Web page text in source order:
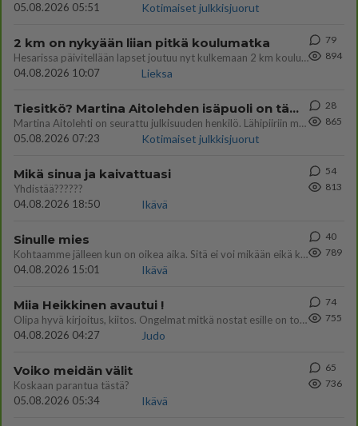
05.08.2026 05:51
Kotimaiset julkkisjuorut
2 km on nykyään liian pitkä koulumatka
Hesarissa päivitellään lapset joutuu nyt kulkemaan 2 km kouluun jösses. Ruostefillarilla tuo matka menee vaikka miten äk
04.08.2026 10:07
Lieksa
79
894
Tiesitkö? Martina Aitolehden isäpuoli on tämä suosittu laulaja
Martina Aitolehti on seurattu julkisuuden henkilö. Lähipiiriin mahtuu muitakin tunnettuja henkilöitä. Tiesitkö, että Ma
05.08.2026 07:23
Kotimaiset julkkisjuorut
28
865
Mikä sinua ja kaivattuasi
Yhdistää??????
04.08.2026 18:50
Ikävä
54
813
Sinulle mies
Kohtaamme jälleen kun on oikea aika. Sitä ei voi mikään eikä kukaan estää <3 <3
04.08.2026 15:01
Ikävä
40
789
Miia Heikkinen avautui !
Olipa hyvä kirjoitus, kiitos. Ongelmat mitkä nostat esille on todellisia ja tämä ylimielisyys totta ja se näkyy kaikessa
04.08.2026 04:27
Judo
74
755
Voiko meidän välit
Koskaan parantua tästä?
05.08.2026 05:34
Ikävä
65
736